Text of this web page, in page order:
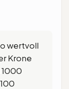
wertvoll
Krone
1000